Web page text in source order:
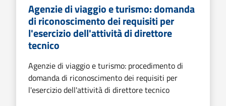
Agenzie di viaggio e turismo: domanda
di riconoscimento dei requisiti per
l'esercizio dell'attività di direttore
tecnico
Agenzie di viaggio e turismo: procedimento di
domanda di riconoscimento dei requisiti per
l'esercizio dell'attività di direttore tecnico